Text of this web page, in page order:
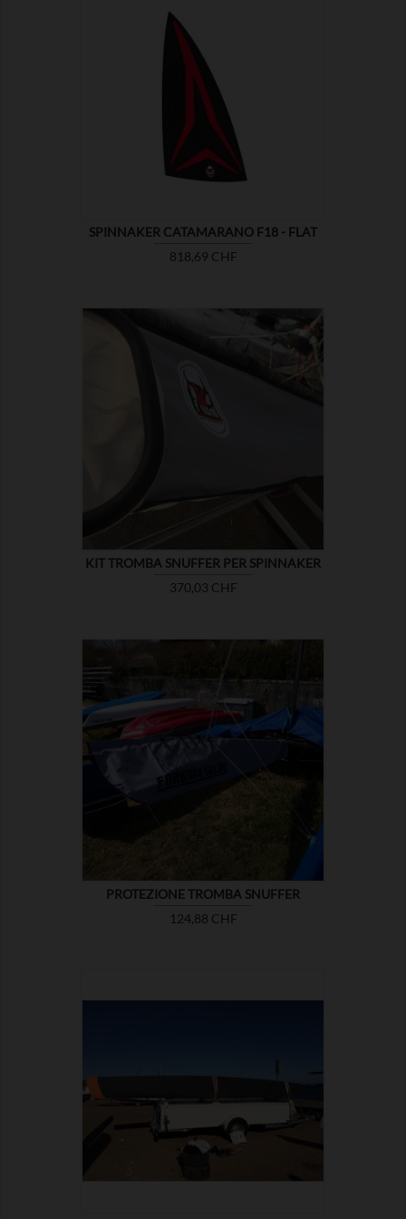
SPINNAKER CATAMARANO F18 - FLAT
Prezzo
818,69 CHF
KIT TROMBA SNUFFER PER SPINNAKER
Prezzo
370,03 CHF
PROTEZIONE TROMBA SNUFFER
Prezzo
124,88 CHF
MOSTRA 